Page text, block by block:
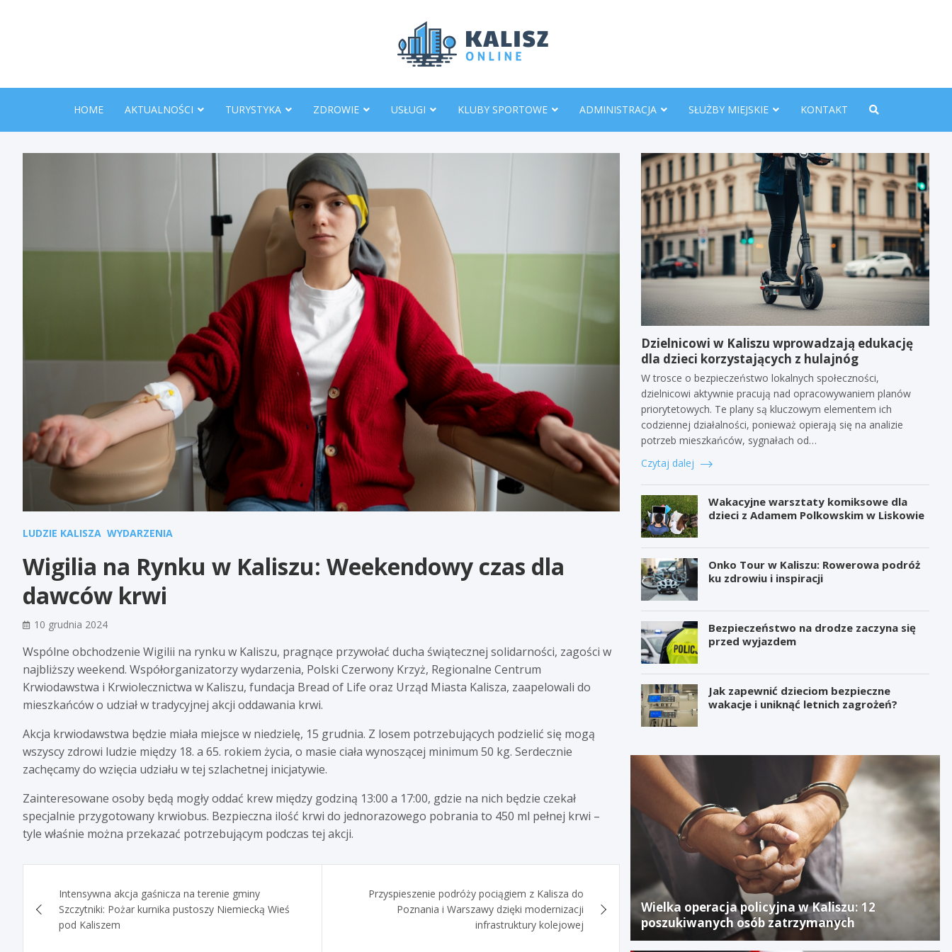
HOME AKTUALNOŚCI TURYSTYKA ZDROWIE USŁUGI KLUBY SPORTOWE ADMINISTRACJA SŁUŻBY MIEJSKIE KONTAKT
LUDZIE KALISZA WYDARZENIA
Wigilia na Rynku w Kaliszu: Weekendowy czas dla
dawców krwi
10 grudnia 2024
Wspólne obchodzenie Wigilii na rynku w Kaliszu, pragnące przywołać ducha świątecznej solidarności, zagości w
najbliższy weekend. Współorganizatorzy wydarzenia, Polski Czerwony Krzyż, Regionalne Centrum
Krwiodawstwa i Krwiolecznictwa w Kaliszu, fundacja Bread of Life oraz Urząd Miasta Kalisza, zaapelowali do
mieszkańców o udział w tradycyjnej akcji oddawania krwi.
Akcja krwiodawstwa będzie miała miejsce w niedzielę, 15 grudnia. Z losem potrzebujących podzielić się mogą
wszyscy zdrowi ludzie między 18. a 65. rokiem życia, o masie ciała wynoszącej minimum 50 kg. Serdecznie
zachęcamy do wzięcia udziału w tej szlachetnej inicjatywie.
Zainteresowane osoby będą mogły oddać krew między godziną 13:00 a 17:00, gdzie na nich będzie czekał
specjalnie przygotowany krwiobus. Bezpieczna ilość krwi do jednorazowego pobrania to 450 ml pełnej krwi –
tyle właśnie można przekazać potrzebującym podczas tej akcji.
wpisu
Intensywna akcja gaśnicza na terenie gminy
Szczytniki: Pożar kurnika pustoszy Niemiecką Wieś
pod Kaliszem
Przyspieszenie podróży pociągiem z Kalisza do
Poznania i Warszawy dzięki modernizacji
infrastruktury kolejowej
Dzielnicowi w Kaliszu wprowadzają edukację
dla dzieci korzystających z hulajnóg
W trosce o bezpieczeństwo lokalnych społeczności,
dzielnicowi aktywnie pracują nad opracowywaniem planów
priorytetowych. Te plany są kluczowym elementem ich
codziennej działalności, ponieważ opierają się na analizie
potrzeb mieszkańców, sygnałach od…
Czytaj dalej
Wakacyjne warsztaty komiksowe dla
dzieci z Adamem Polkowskim w Liskowie
Onko Tour w Kaliszu: Rowerowa podróż
ku zdrowiu i inspiracji
Bezpieczeństwo na drodze zaczyna się
przed wyjazdem
Jak zapewnić dzieciom bezpieczne
wakacje i uniknąć letnich zagrożeń?
Wielka operacja policyjna w Kaliszu: 12
poszukiwanych osób zatrzymanych